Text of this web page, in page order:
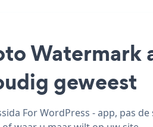
Watermark
geweest
For WordPress - app, pas